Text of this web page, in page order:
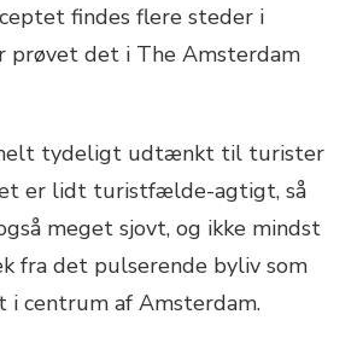
findes flere steder i
prøvet det i The Amsterdam
tydeligt udtænkt til turister
er lidt turistfælde-agtigt, så
meget sjovt, og ikke mindst
fra det pulserende byliv som
i centrum af Amsterdam.